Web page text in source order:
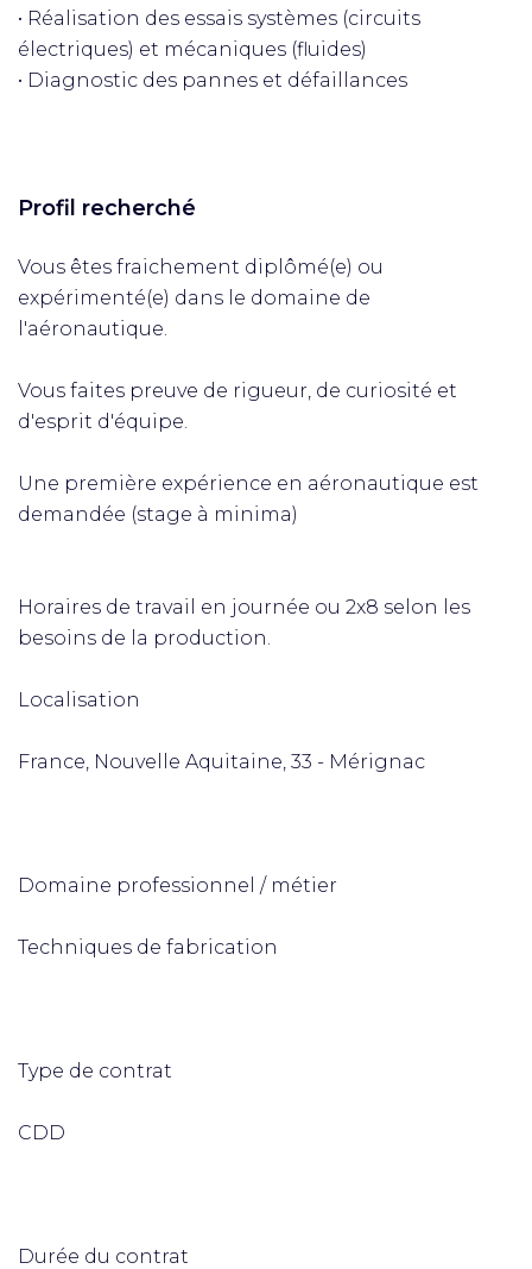
• Réalisation des essais systèmes (circuits
électriques) et mécaniques (fluides)
• Diagnostic des pannes et défaillances
Profil recherché
Vous êtes fraichement diplômé(e) ou
expérimenté(e) dans le domaine de
l'aéronautique.
Vous faites preuve de rigueur, de curiosité et
d'esprit d'équipe.
Une première expérience en aéronautique est
demandée (stage à minima)
Horaires de travail en journée ou 2x8 selon les
besoins de la production.
Localisation
France, Nouvelle Aquitaine, 33 - Mérignac
Domaine professionnel / métier
Techniques de fabrication
Type de contrat
CDD
Durée du contrat